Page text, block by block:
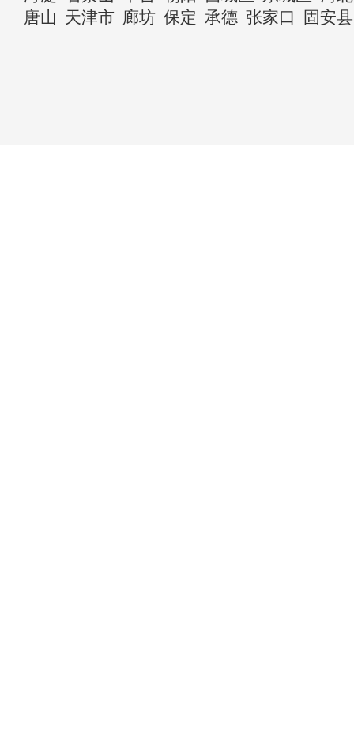
唐山 天津市 廊坊 保定 承德 张家口 固安县